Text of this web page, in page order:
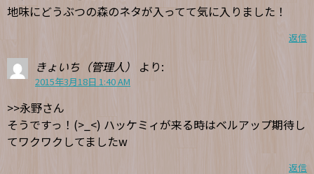
地味にどうぶつの森のネタが入ってて気に入りました！
返信
きょいち（管理人） より:
2015年3月18日 1:40 AM
>>永野さん
そうですっ！(>_<) ハッケミィが来る時はベルアップ期待し
てワクワクしてましたw
返信